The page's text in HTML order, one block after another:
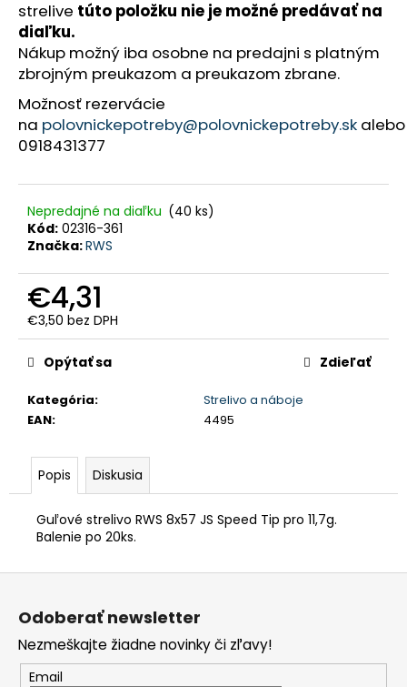
strelive túto položku nie je možné predávať na
diaľku.
Nákup možný iba osobne na predajni s platným
zbrojným preukazom a preukazom zbrane.
Možnosť rezervácie
na polovnickepotreby@polovnickepotreby.sk alebo
0918431377
Nepredajné na diaľku (40 ks)
Kód: 02316-361
Značka:RWS
€4,31
€3,50 bez DPH
Jednotková
cena:
Kategória:
Strelivo a náboje
EAN: 4495
Opýtať sa Zdieľať
Popis Diskusia
Guľové strelivo RWS 8x57 JS Speed Tip pro 11,7g.
Balenie po 20ks.
HĽADAŤ
d
p
o
r
a
POĽOVNÍCKE
NOHAVICE
IBEX
CHAUD
VERNEY
CARRON
PHPN011
KAKI
Z
Odoberať newsletter
Nezmeškajte žiadne novinky či zľavy!
Email